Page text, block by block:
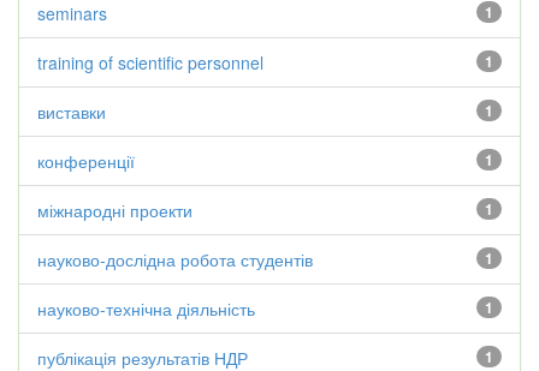
1
seminars
1
training of scientific personnel
1
виставки
1
конференції
1
міжнародні проекти
1
науково-дослідна робота студентів
1
науково-технічна діяльність
1
публікація результатів НДР